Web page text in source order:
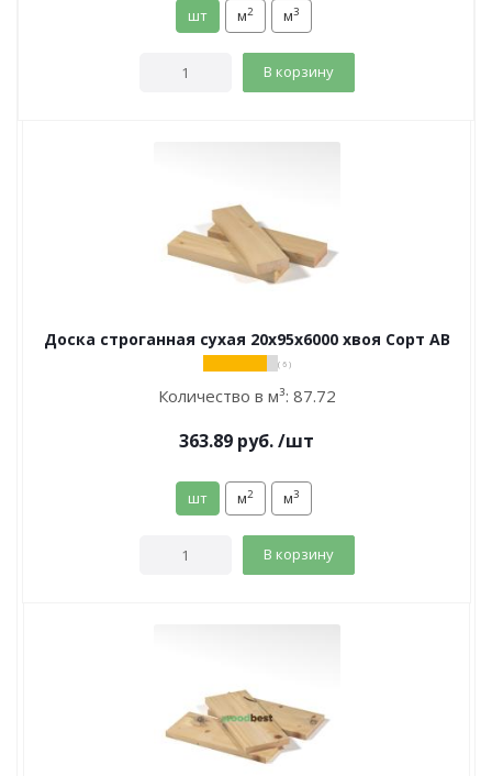
шт м2 м3
В корзину
Доска строганная сухая 20х95х6000 хвоя Сорт АВ
( 6 )
Количество в м³: 87.72
363.89 руб./шт
шт м2 м3
В корзину